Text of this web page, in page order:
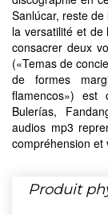
Sanlúcar, reste
la versatilité et de
consacrer deux
(«Temas de
de formes
flamencos») est
Bulerías,
audios mp3
compréhension et
Produit